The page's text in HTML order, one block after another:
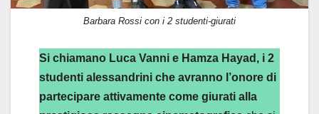
Barbara Rossi con i 2 studenti-giurati
Si chiamano Luca Vanni e Hamza Hayad, i 2
studenti alessandrini che avranno l’onore di
partecipare attivamente come giurati alla